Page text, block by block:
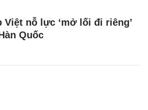
Việt nỗ lực ‘mở lối đi riêng’
Quốc